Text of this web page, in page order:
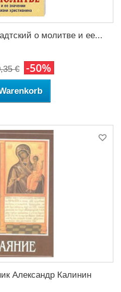
о молитве и ее...
€ -50%
Александр Калинин